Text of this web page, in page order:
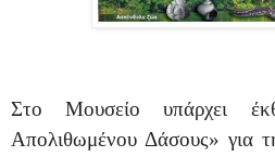
Στο Μουσείο υπάρχει
Απολιθωμένου Δάσους» για